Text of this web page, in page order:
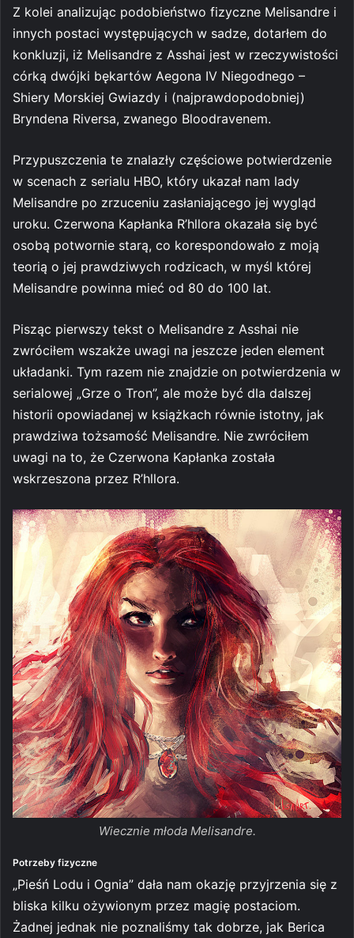
Z kolei analizując podobieństwo fizyczne Melisandre i
innych postaci występujących w sadze, dotarłem do
konkluzji, iż Melisandre z Asshai jest w rzeczywistości
córką dwójki bękartów Aegona IV Niegodnego –
Shiery Morskiej Gwiazdy i (najprawdopodobniej)
Bryndena Riversa, zwanego Bloodravenem.
Przypuszczenia te znalazły częściowe potwierdzenie
w scenach z serialu HBO, który ukazał nam lady
Melisandre po zrzuceniu zasłaniającego jej wygląd
uroku. Czerwona Kapłanka R’hllora okazała się być
osobą potwornie starą, co korespondowało z moją
teorią o jej prawdziwych rodzicach, w myśl której
Melisandre powinna mieć od 80 do 100 lat.
Pisząc pierwszy tekst o Melisandre z Asshai nie
zwróciłem wszakże uwagi na jeszcze jeden element
układanki. Tym razem nie znajdzie on potwierdzenia w
serialowej „Grze o Tron”, ale może być dla dalszej
historii opowiadanej w książkach równie istotny, jak
prawdziwa tożsamość Melisandre. Nie zwróciłem
uwagi na to, że Czerwona Kapłanka została
wskrzeszona przez R’hllora.
Wiecznie młoda Melisandre.
Potrzeby fizyczne
„Pieśń Lodu i Ognia” dała nam okazję przyjrzenia się z
bliska kilku ożywionym przez magię postaciom.
Żadnej jednak nie poznaliśmy tak dobrze, jak Berica